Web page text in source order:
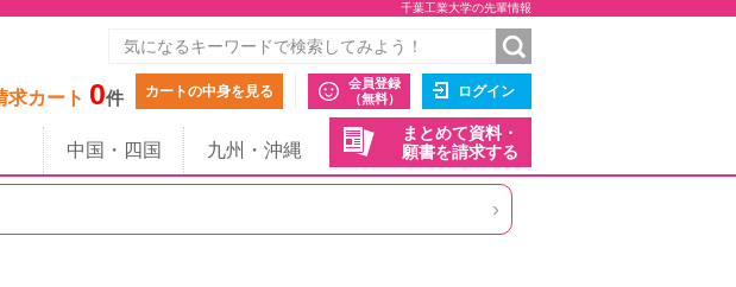
千葉工業大学の先輩情報
求カート 0件 カートの中身を見る
会員登録
（無料）
ログイン
まとめて資料・
願書を請求する
中国・四国 九州・沖縄
›